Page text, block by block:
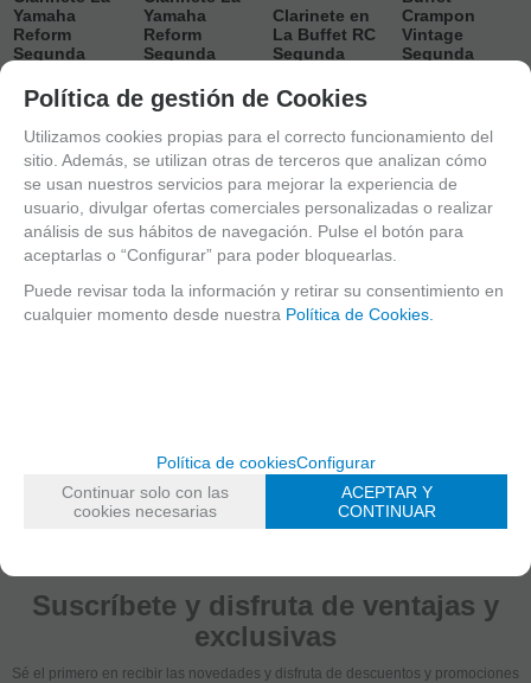
Yamaha
Reform
Segunda
STOCK. AGOTADO
2.900 €
21.00% IVA
-
Yamaha
Reform
Segunda
STOCK. AGOTADO
TEMPORALMENTE.
2.800 €
21.00%IVA
-
Clarinete en
La Buffet RC
Segunda
STOCK. AGOTADO
3.000 €
21.00%IVA
-
Crampon
Vintage
Segunda
STOCK. AGOTADO
2.800
-
1al8de8 nº prod.
Suscríbete y disfruta de ventajas y
exclusivas
Sé el primero en recibir las novedades y disfruta de descuentos y promociones
Política de gestión de Cookies
Utilizamos cookies propias para el correcto funcionamiento del
sitio. Además, se utilizan otras de terceros que analizan cómo
se usan nuestros servicios para mejorar la experiencia de
usuario, divulgar ofertas comerciales personalizadas o realizar
análisis de sus hábitos de navegación. Pulse el botón para
aceptarlas o “Configurar” para poder bloquearlas.
Puede revisar toda la información y retirar su consentimiento en
cualquier momento desde nuestra Política de Cookies.
Política de cookiesConfigurar
Continuar solo con las
cookies necesarias
ACEPTAR Y
CONTINUAR